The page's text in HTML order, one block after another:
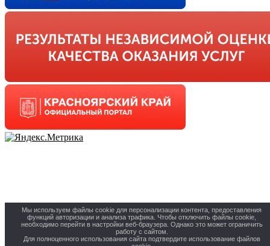
Мы используем файлы cookie для персонализации контента, предоставления
функций авторизации и анализа трафика. Чтобы отключить файлы cookie,
необходимо перейти в настройки веб-браузера. Однако это может ограничить
работу с сайтом.
Для полноценного использования сайта подтвердите использование файлов